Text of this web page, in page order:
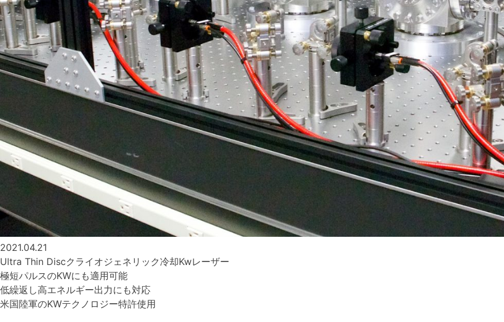
2021.04.21
Ultra Thin Discクライオジェネリック冷却Kwレーザー
極短パルスのKWにも適用可能
低繰返し高エネルギー出力にも対応
米国陸軍のKWテクノロジー特許使用